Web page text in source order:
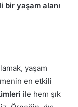
bir yaşam alanı
yaşam
en etkili
ile hem şık